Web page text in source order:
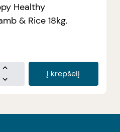
Healthy
& Rice 18kg.
Į krepšelį